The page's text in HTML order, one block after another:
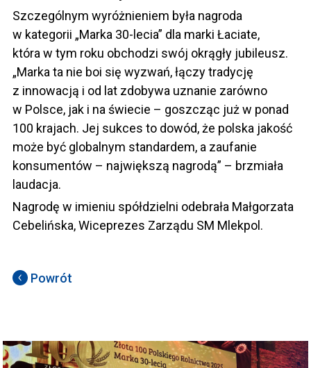
Szczególnym wyróżnieniem była nagroda
w kategorii „Marka 30-lecia” dla marki Łaciate,
która w tym roku obchodzi swój okrągły jubileusz.
„Marka ta nie boi się wyzwań, łączy tradycję
z innowacją i od lat zdobywa uznanie zarówno
w Polsce, jak i na świecie – goszcząc już w ponad
100 krajach. Jej sukces to dowód, że polska jakość
może być globalnym standardem, a zaufanie
konsumentów – największą nagrodą” – brzmiała
laudacja.
Nagrodę w imieniu spółdzielni odebrała Małgorzata
Cebelińska, Wiceprezes Zarządu SM Mlekpol.
Powrót